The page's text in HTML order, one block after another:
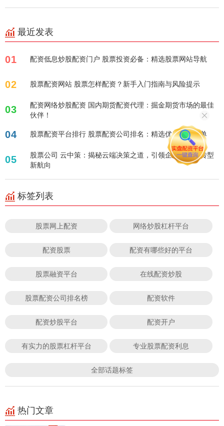
最近发表
01 配资低息炒股配资门户 股票投资必备：精选股票网站导航
02 股票配资网站 股票怎样配资？新手入门指南与风险提示
03
配资网络炒股配资 国内期货配资代理：掘金期货市场的最佳
伙伴！
04 股票配资平台排行 股票配资公司排名：精选优质平台榜单
05
股票公司 云中策：揭秘云端决策之道，引领企业数字化转型
新航向
标签列表
股票网上配资 网络炒股杠杆平台
配资股票 配资有哪些好的平台
股票融资平台 在线配资炒股
股票配资公司排名榜 配资软件
配资炒股平台 配资开户
有实力的股票杠杆平台 专业股票配资利息
全部话题标签
热门文章